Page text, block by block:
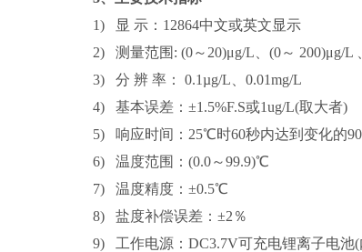
1) 显 示：12864中文或英文显示
2) 测量范围: (0～20)μg/L、(0～ 200)μg/L
3) 分 辨 率： 0.1µg/L、0.01mg/L
4) 基本误差：±1.5%F.S或1ug/L(取大者)
5) 响应时间：25℃时60秒内达到变化的
6) 温度范围：(0.0～99.9)℃
7) 温度精度：±0.5℃
8) 盐度补偿误差：±2％
9) 工作电源：DC3.7V可充电锂离子电池(